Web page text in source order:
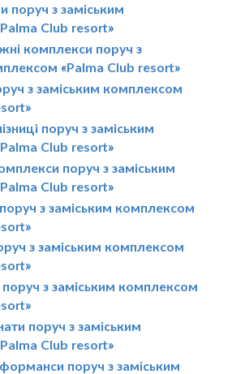
поруч з заміським
Club resort»
комплекси поруч з
«Palma Club resort»
з заміським комплексом
поруч з заміським
Club resort»
поруч з заміським
Club resort»
з заміським комплексом
з заміським комплексом
поруч з заміським комплексом
поруч з заміським
Club resort»
поруч з заміським